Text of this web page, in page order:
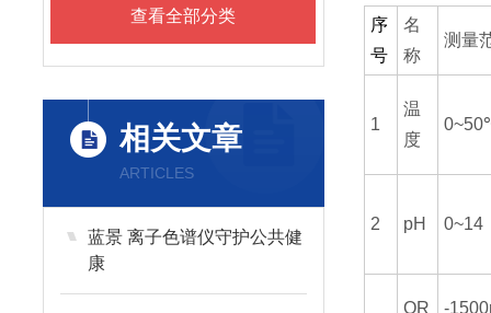
查看全部分类
相关文章
ARTICLES
蓝景 离子色谱仪守护公共健
康
序
号
名
称
测量
1
温
度
2 pH 0~14
OR
-